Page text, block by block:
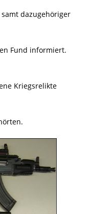
dazugehöriger
Fund informiert.
Kriegsrelikte